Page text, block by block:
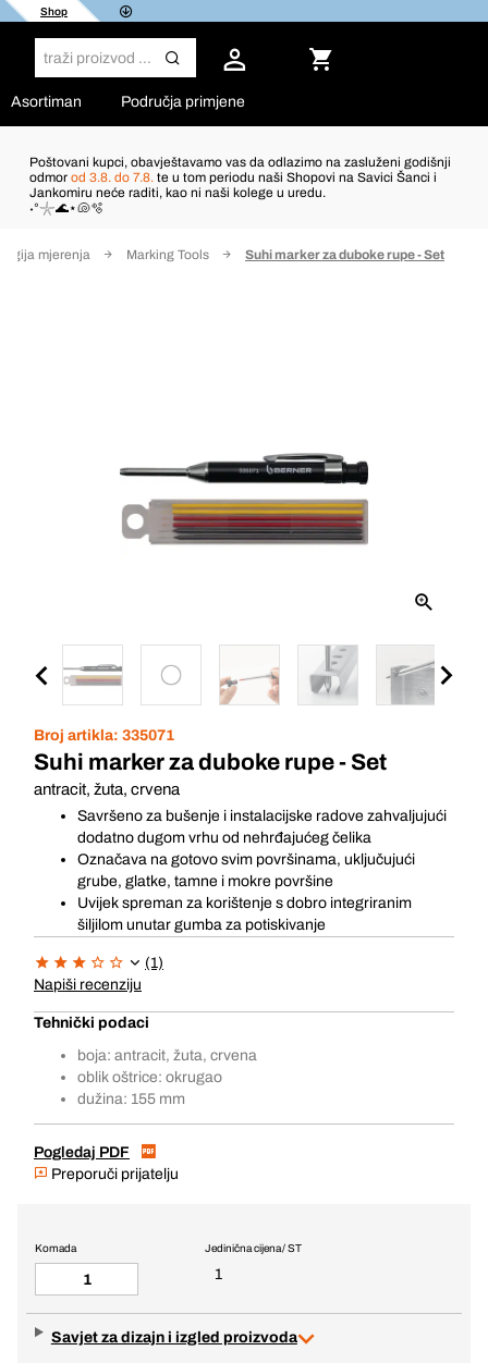
Shop
Asortiman Područja primjene
Poštovani kupci, obavještavamo vas da odlazimo na zasluženi godišnji
odmor od 3.8. do 7.8. te u tom periodu naši Shopovi na Savici Šanci i
Jankomiru neće raditi, kao ni naši kolege u uredu.
˖°𓇼🌊⋆🐚🫧
mjerenja Marking Tools Suhi marker za duboke rupe - Set
Broj artikla: 335071
Suhi marker za duboke rupe - Set
antracit, žuta, crvena
Savršeno za bušenje i instalacijske radove zahvaljujući
dodatno dugom vrhu od nehrđajućeg čelika
Označava na gotovo svim površinama, uključujući
grube, glatke, tamne i mokre površine
Uvijek spreman za korištenje s dobro integriranim
šiljilom unutar gumba za potiskivanje
(1)
Napiši recenziju
Tehnički podaci
boja: antracit, žuta, crvena
oblik oštrice: okrugao
dužina: 155 mm
Pogledaj PDF
Preporuči prijatelju
Jedinična cijena / ST
1
Komada
Savjet za dizajn i izgled proizvoda